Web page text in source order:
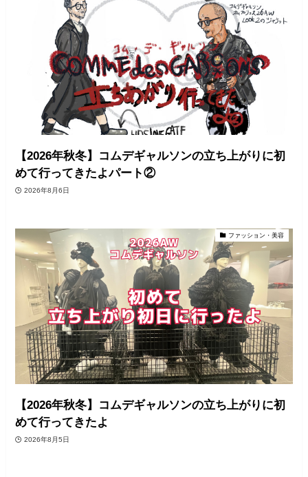
【2026年秋冬】コムデギャルソンの立ち上がりに初
めて行ってきたよパート②
2026年8月6日
ファッション・美容
【2026年秋冬】コムデギャルソンの立ち上がりに初
めて行ってきたよ
2026年8月5日